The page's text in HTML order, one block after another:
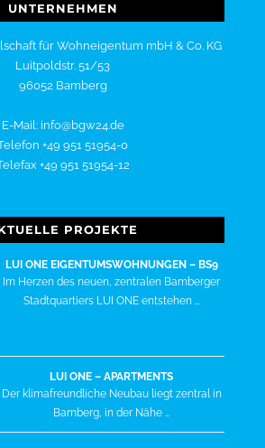
UNTERNEHMEN
für Wohneigentum mbH & Co. KG
Luitpoldstr. 51/53
96052 Bamberg
E-Mail: info@bgw24.de
+49 951 51954-0
+49 951 51954-12
PROJEKTE
LUI ONE EIGENTUMSWOHNUNGEN – BS9
Im Herzen des neuen, zentralen Bamberger
Stadtquartiers LUI ONE entstehen …
LUI ONE – APARTMENTS
Der klimafreundliche Neubau liegt zentral in
Bamberg, in der Nähe …